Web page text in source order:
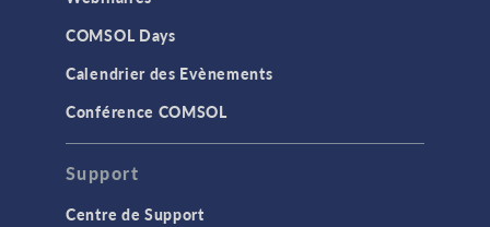
COMSOL Days
Calendrier des Evènements
Conférence COMSOL
Support
Centre de Support